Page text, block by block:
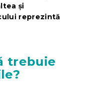
și
reprezintă
trebuie